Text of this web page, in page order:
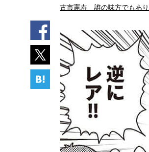
古市憲寿 誰の味方でもあ